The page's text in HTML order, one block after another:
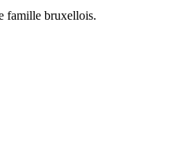
famille bruxellois.